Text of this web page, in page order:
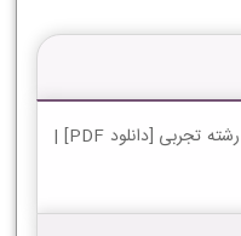
دانلود فایل PDF کتاب هنر پایه دهم رشته تجربی [دانلود PDF] |